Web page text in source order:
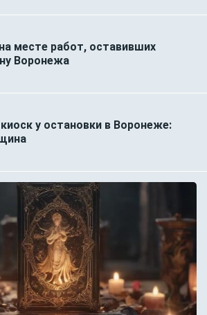
месте работ, оставивших
Воронежа
у остановки в Воронеже: